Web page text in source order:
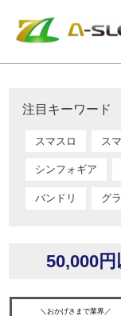
注目キーワード
スマスロ ス
シンフォギア
バンドリ グ
50,000円
＼おかげさまで業界／